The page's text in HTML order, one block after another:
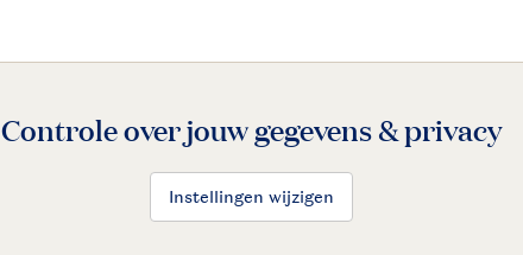
Controle over jouw gegevens & privacy
Instellingen wijzigen